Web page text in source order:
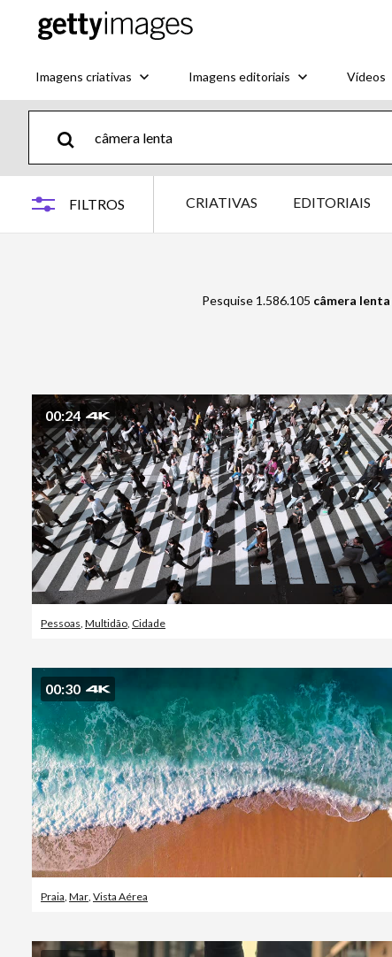
Imagens criativas Imagens editoriais Vídeos
FILTROS CRIATIVAS EDITORIAIS
Pesquise 1.586.105 câmera lenta
00:24
Pessoas, Multidão, Cidade
00:30
Praia, Mar, Vista Aérea